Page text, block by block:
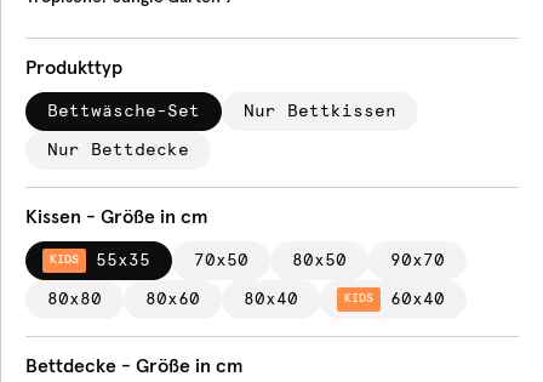
Produkttyp
Bettwäsche-Set Nur Bettkissen
Nur Bettdecke
Kissen - Größe in cm
KIDS 55x35 70x50 80x50 90x70
80x80 80x60 80x40 KIDS 60x40
Bettdecke - Größe in cm